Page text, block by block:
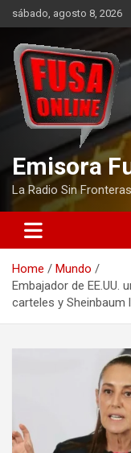
Skip
to
content
sábado, agosto 8, 2026
Emisora
La Radio Sin Fronteras
Home
Mundo
Embajador de
carteles y Sheinbaum